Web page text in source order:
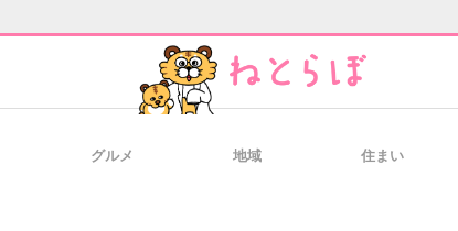
グルメ 地域 住まい